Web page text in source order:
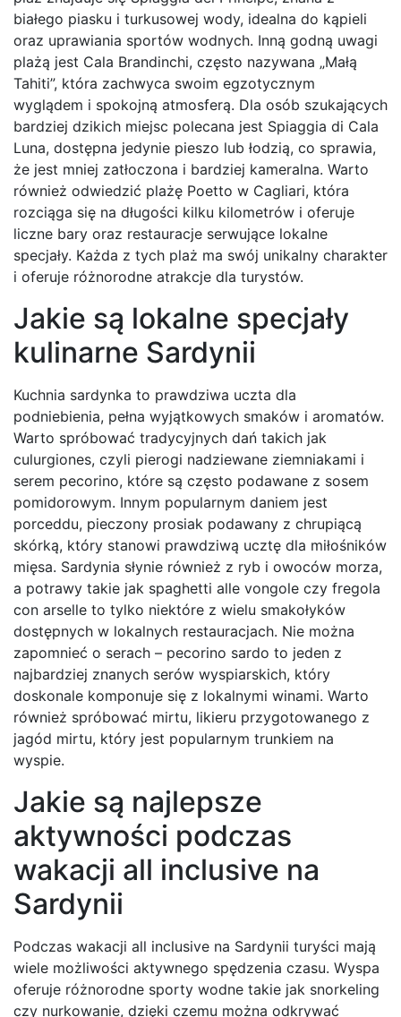
białego piasku i turkusowej wody, idealna do kąpieli
oraz uprawiania sportów wodnych. Inną godną uwagi
plażą jest Cala Brandinchi, często nazywana „Małą
Tahiti”, która zachwyca swoim egzotycznym
wyglądem i spokojną atmosferą. Dla osób szukających
bardziej dzikich miejsc polecana jest Spiaggia di Cala
Luna, dostępna jedynie pieszo lub łodzią, co sprawia,
że jest mniej zatłoczona i bardziej kameralna. Warto
również odwiedzić plażę Poetto w Cagliari, która
rozciąga się na długości kilku kilometrów i oferuje
liczne bary oraz restauracje serwujące lokalne
specjały. Każda z tych plaż ma swój unikalny charakter
i oferuje różnorodne atrakcje dla turystów.
Jakie są lokalne specjały
kulinarne Sardynii
Kuchnia sardynka to prawdziwa uczta dla
podniebienia, pełna wyjątkowych smaków i aromatów.
Warto spróbować tradycyjnych dań takich jak
culurgiones, czyli pierogi nadziewane ziemniakami i
serem pecorino, które są często podawane z sosem
pomidorowym. Innym popularnym daniem jest
porceddu, pieczony prosiak podawany z chrupiącą
skórką, który stanowi prawdziwą ucztę dla miłośników
mięsa. Sardynia słynie również z ryb i owoców morza,
a potrawy takie jak spaghetti alle vongole czy fregola
con arselle to tylko niektóre z wielu smakołyków
dostępnych w lokalnych restauracjach. Nie można
zapomnieć o serach – pecorino sardo to jeden z
najbardziej znanych serów wyspiarskich, który
doskonale komponuje się z lokalnymi winami. Warto
również spróbować mirtu, likieru przygotowanego z
jagód mirtu, który jest popularnym trunkiem na
wyspie.
Jakie są najlepsze
aktywności podczas
wakacji all inclusive na
Sardynii
Podczas wakacji all inclusive na Sardynii turyści mają
wiele możliwości aktywnego spędzenia czasu. Wyspa
oferuje różnorodne sporty wodne takie jak snorkeling
czy nurkowanie, dzięki czemu można odkrywać